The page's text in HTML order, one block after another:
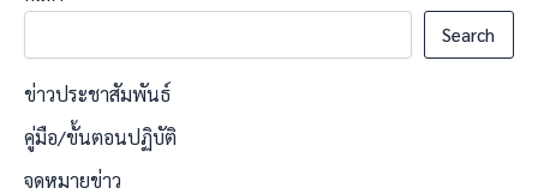
Search
ข่าวประชาสัมพันธ์
คู่มือ/ขั้นตอนปฏิบัติ
จดหมายข่าว